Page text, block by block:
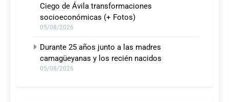
Ciego de Ávila transformaciones
socioeconómicas (+ Fotos)
05/08/2026
Durante 25 años junto a las madres
camagüeyanas y los recién nacidos
05/08/2026